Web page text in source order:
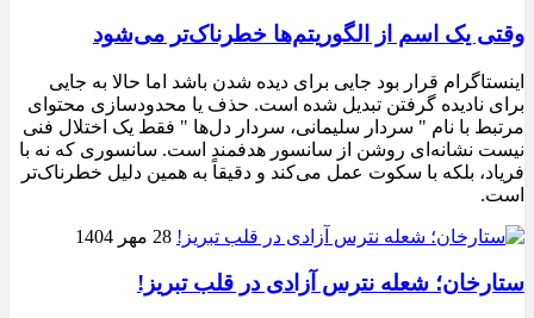
وقتی یک اسم از الگوریتم‌ها خطرناک‌تر می‌شود
اینستاگرام قرار بود جایی برای دیده شدن باشد اما حالا به جایی
برای نادیده گرفتن تبدیل شده است. حذف یا محدودسازی محتوای
مرتبط با نام " سردار سلیمانی، سردار دل‌ها " فقط یک اختلال فنی
نیست نشانه‌ای روشن از سانسور هدفمند است. سانسوری که نه با
فریاد، بلکه با سکوت عمل می‌کند و دقیقاً به همین دلیل خطرناک‌تر
است.
28 مهر 1404
ستارخان؛ شعله نترس آزادی در قلب تبریز!